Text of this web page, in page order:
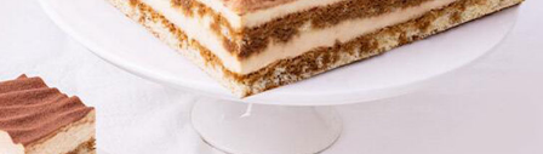
3、营业执照